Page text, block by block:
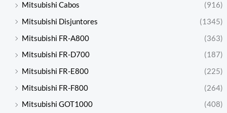
Mitsubishi Cabos
(916)
Mitsubishi Disjuntores
(1345)
Mitsubishi FR-A800
(363)
Mitsubishi FR-D700
(187)
Mitsubishi FR-E800
(225)
Mitsubishi FR-F800
(264)
Mitsubishi GOT1000
(408)